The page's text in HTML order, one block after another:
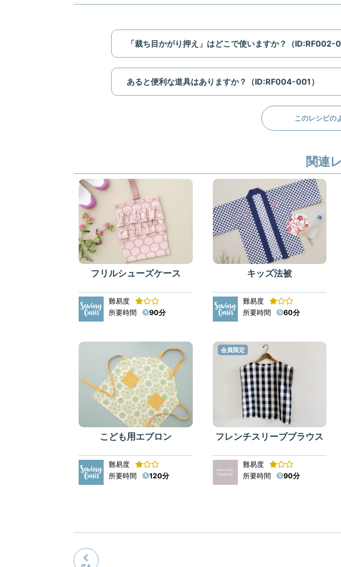
「裁ち目かがり押え」はどこで使いますか？（ID:RF002-
あると便利な道具はありますか？（ID:RF004-001）
このレシピの
関連
フリルシューズケース
難易度
所要時間
90分
キッズ法被
難易度
所要時間
60分
こども用エプロン
難易度
所要時間
120分
フレンチスリーブブラウス
会員限定
難易度
所要時間
90分